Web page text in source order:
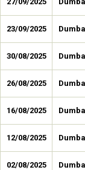
23/09/2025
30/08/2025
26/08/2025
16/08/2025
12/08/2025
02/08/2025